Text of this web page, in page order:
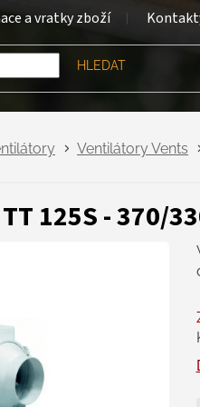
a vratky zboží
HLEDAT
Ventilátory Vents
125S - 370/